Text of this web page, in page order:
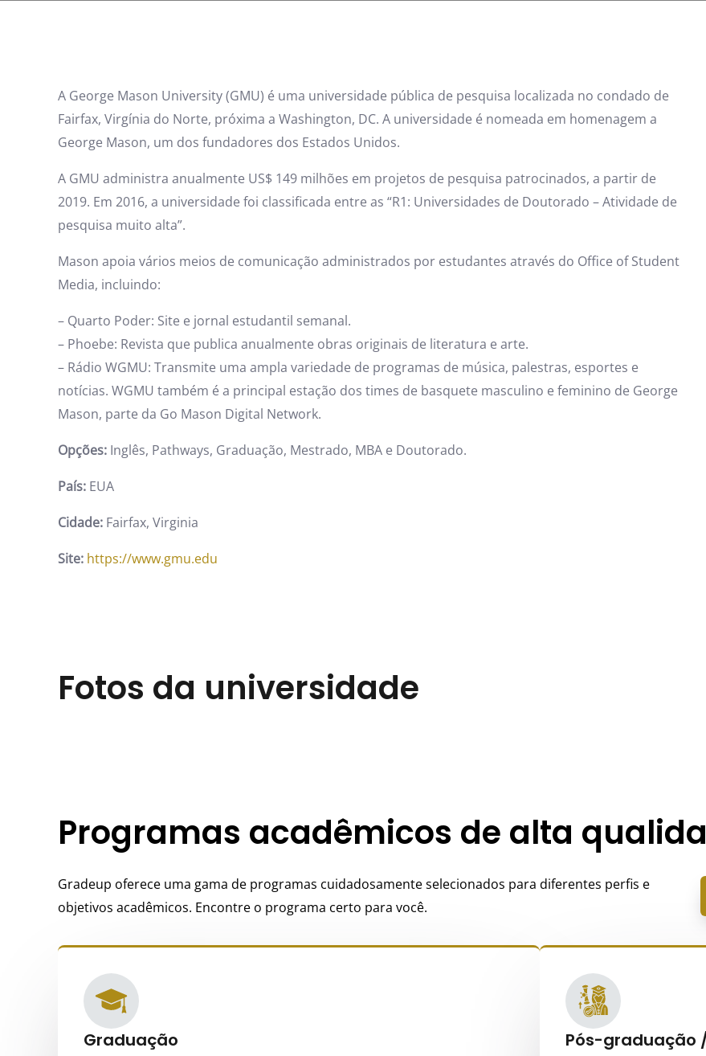
A George Mason University (GMU) é uma universidade pública de pesquisa localizada no condado de
Fairfax, Virgínia do Norte, próxima a Washington, DC. A universidade é nomeada em homenagem a
George Mason, um dos fundadores dos Estados Unidos.
A GMU administra anualmente US$ 149 milhões em projetos de pesquisa patrocinados, a partir de
2019. Em 2016, a universidade foi classificada entre as “R1: Universidades de Doutorado – Atividade de
pesquisa muito alta”.
Mason apoia vários meios de comunicação administrados por estudantes através do Office of Student
Media, incluindo:
– Quarto Poder: Site e jornal estudantil semanal.
– Phoebe: Revista que publica anualmente obras originais de literatura e arte.
– Rádio WGMU: Transmite uma ampla variedade de programas de música, palestras, esportes e
notícias. WGMU também é a principal estação dos times de basquete masculino e feminino de George
Mason, parte da Go Mason Digital Network.
Opções: Inglês, Pathways, Graduação, Mestrado, MBA e Doutorado.
País: EUA
Cidade: Fairfax, Virginia
Site: https://www.gmu.edu
Fotos da universidade
Programas acadêmicos de alta
Gradeup oferece uma gama de programas cuidadosamente selecionados para diferentes perfis e
objetivos acadêmicos. Encontre o programa certo para você.
Graduação Pós-graduação